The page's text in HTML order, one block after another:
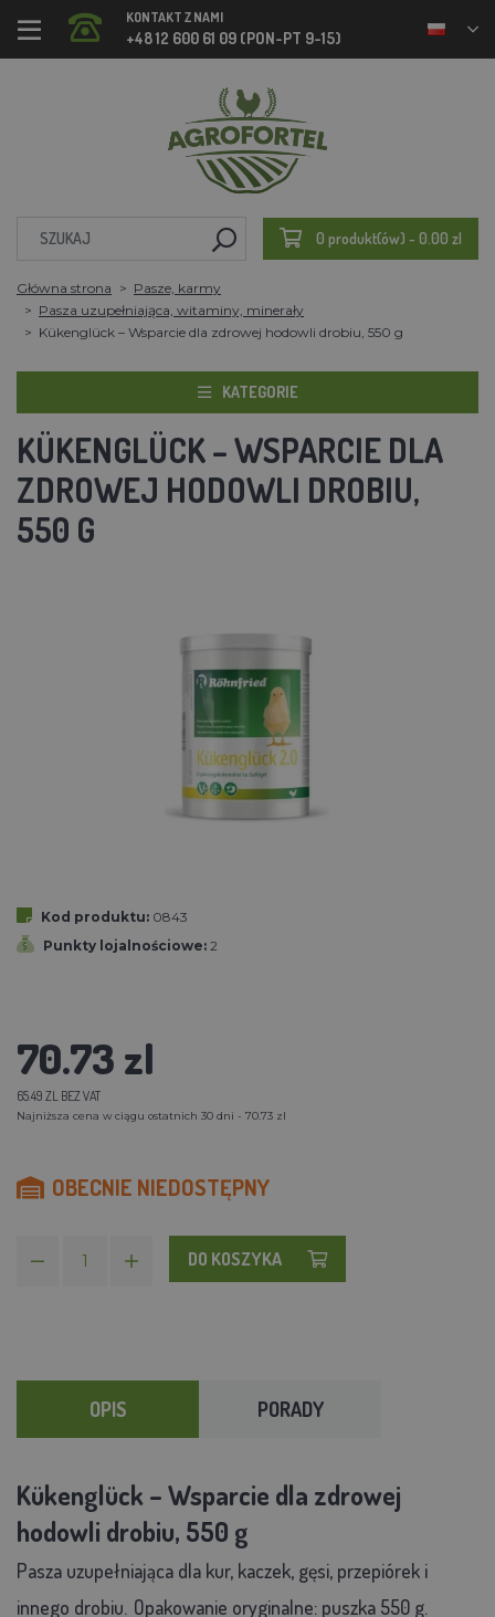
KONTAKT Z NAMI
+48 12 600 61 09 (PON-PT 9-15)
0 produkt(ów) - 0.00 zl
Główna strona
Pasze, karmy
Pasza uzupełniająca, witaminy, minerały
Kükenglück – Wsparcie dla zdrowej hodowli drobiu, 550 g
KATEGORIE
KÜKENGLÜCK – WSPARCIE DLA
ZDROWEJ HODOWLI DROBIU,
550 G
Kod produktu: 0843
Punkty lojalnościowe: 2
70.73 zl
65.49 ZL BEZ VAT
Najniższa cena w ciągu ostatnich 30 dni - 70.73 zl
OBECNIE NIEDOSTĘPNY
DO KOSZYKA
OPIS PORADY
Kükenglück – Wsparcie dla zdrowej
hodowli drobiu, 550 g
Pasza uzupełniająca dla kur, kaczek, gęsi, przepiórek i
innego drobiu. Opakowanie oryginalne: puszka 550 g.